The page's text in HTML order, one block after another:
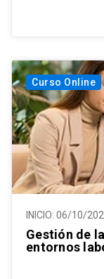
Curso Online
INICIO: 06/10/
Gestión de
entornos